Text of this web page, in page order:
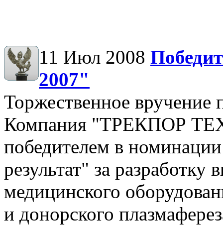
11 Июл 2008
2007"
Торжественное вручение
Компания "ТРЕКПОР
победителем в
результат" за разработку
медицинского
и донорского